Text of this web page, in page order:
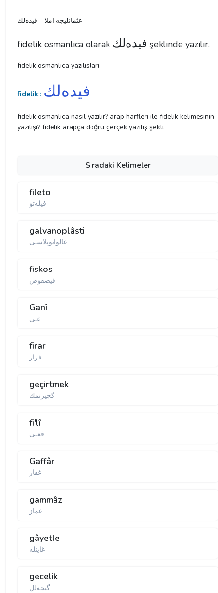
عثمانليجه املا - فیده‌لك
fidelik osmanlıca olarak فیده‌لك şeklinde yazılır.
fidelik osmanlica yazilislari
fidelik:: فیده‌لك
fidelik osmanlıca nasıl yazılır? arap harfleri ile fidelik kelimesinin
yazılışı? fidelik arapça doğru gerçek yazılış şekli.
Sıradaki Kelimeler
fileto
فیله‌تو
galvanoplâsti
غالوانوپلاستی
fiskos
فیصقوص
Ganî
غنی
firar
فرار
geçirtmek
گچیرتمك
fi'lî
فعلی
Gaffâr
غفار
gammâz
غماز
gâyetle
غایتلە
gecelik
گیجەلل